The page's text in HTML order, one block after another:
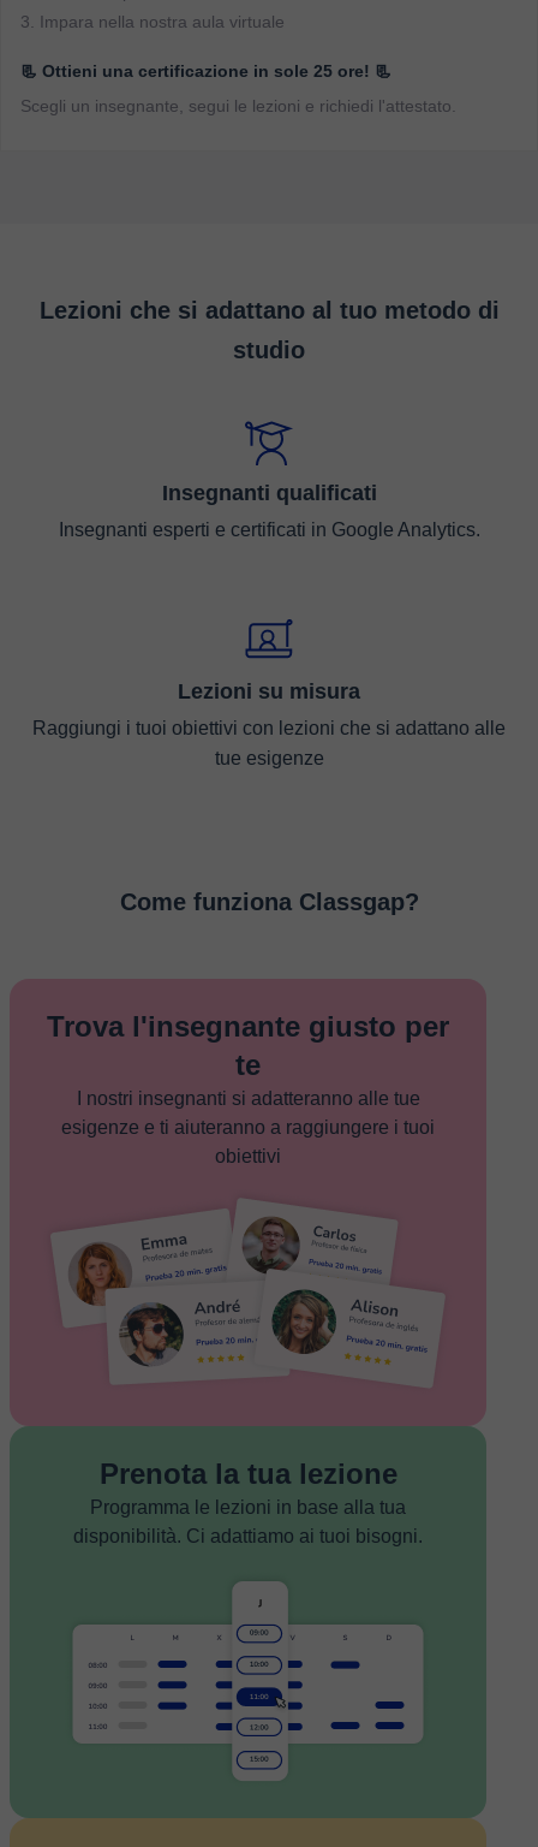
3. Impara nella nostra aula virtuale
📃 Ottieni una certificazione in sole 25 ore! 📃
Scegli un insegnante, segui le lezioni e richiedi l'attestato.
Lezioni che si adattano al tuo metodo di
studio
Insegnanti qualificati
Insegnanti esperti e certificati in Google Analytics.
Lezioni su misura
Raggiungi i tuoi obiettivi con lezioni che si adattano alle
tue esigenze
Come funziona Classgap?
Trova l'insegnante giusto per
te
I nostri insegnanti si adatteranno alle tue
esigenze e ti aiuteranno a raggiungere i tuoi
obiettivi
Prenota la tua lezione
Programma le lezioni in base alla tua
disponibilità. Ci adattiamo ai tuoi bisogni.